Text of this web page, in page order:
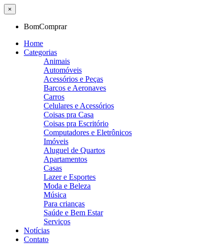
×
BomComprar
Home
Categorias
Animais
Automóveis
Acessórios e Peças
Barcos e Aeronaves
Carros
Celulares e Acessórios
Coisas pra Casa
Coisas pra Escritório
Computadores e Eletrônicos
Imóveis
Aluguel de Quartos
Apartamentos
Casas
Lazer e Esportes
Moda e Beleza
Música
Para crianças
Saúde e Bem Estar
Serviços
Notícias
Contato